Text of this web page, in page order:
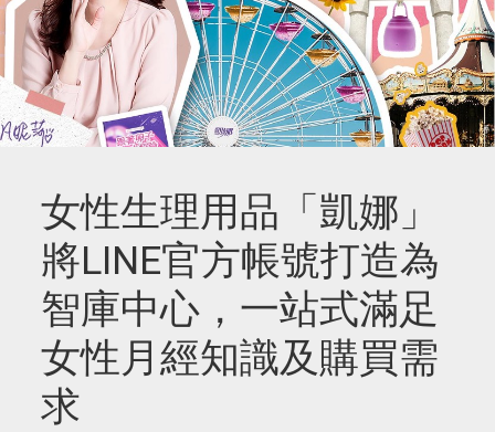
女性生理用品「凱娜」
將LINE官方帳號打造為
智庫中心，一站式滿足
女性月經知識及購買需
求